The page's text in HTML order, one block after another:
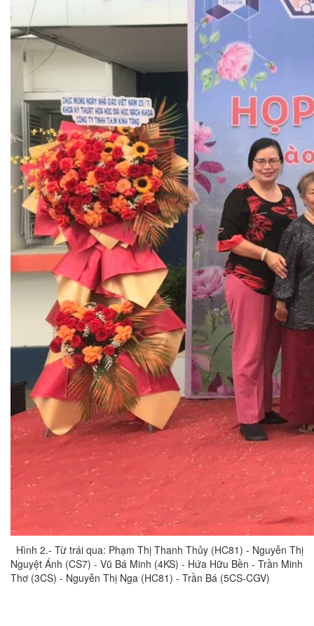
Hình 2.- Từ trái qua: Phạm Thị Thanh Thủy (HC81) - Nguyễn Thị
Nguyệt Ánh (CS7) - Vũ Bá Minh (4KS) - Hứa Hữu Bền - Trần Minh
Thơ (3CS) - Nguyễn Thị Nga (HC81) - Trần Bá (5CS-CGV)